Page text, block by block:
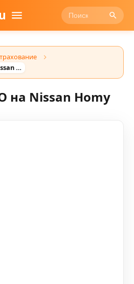
Купить ОСАГО на Nissan Homy
на Nissan Homy